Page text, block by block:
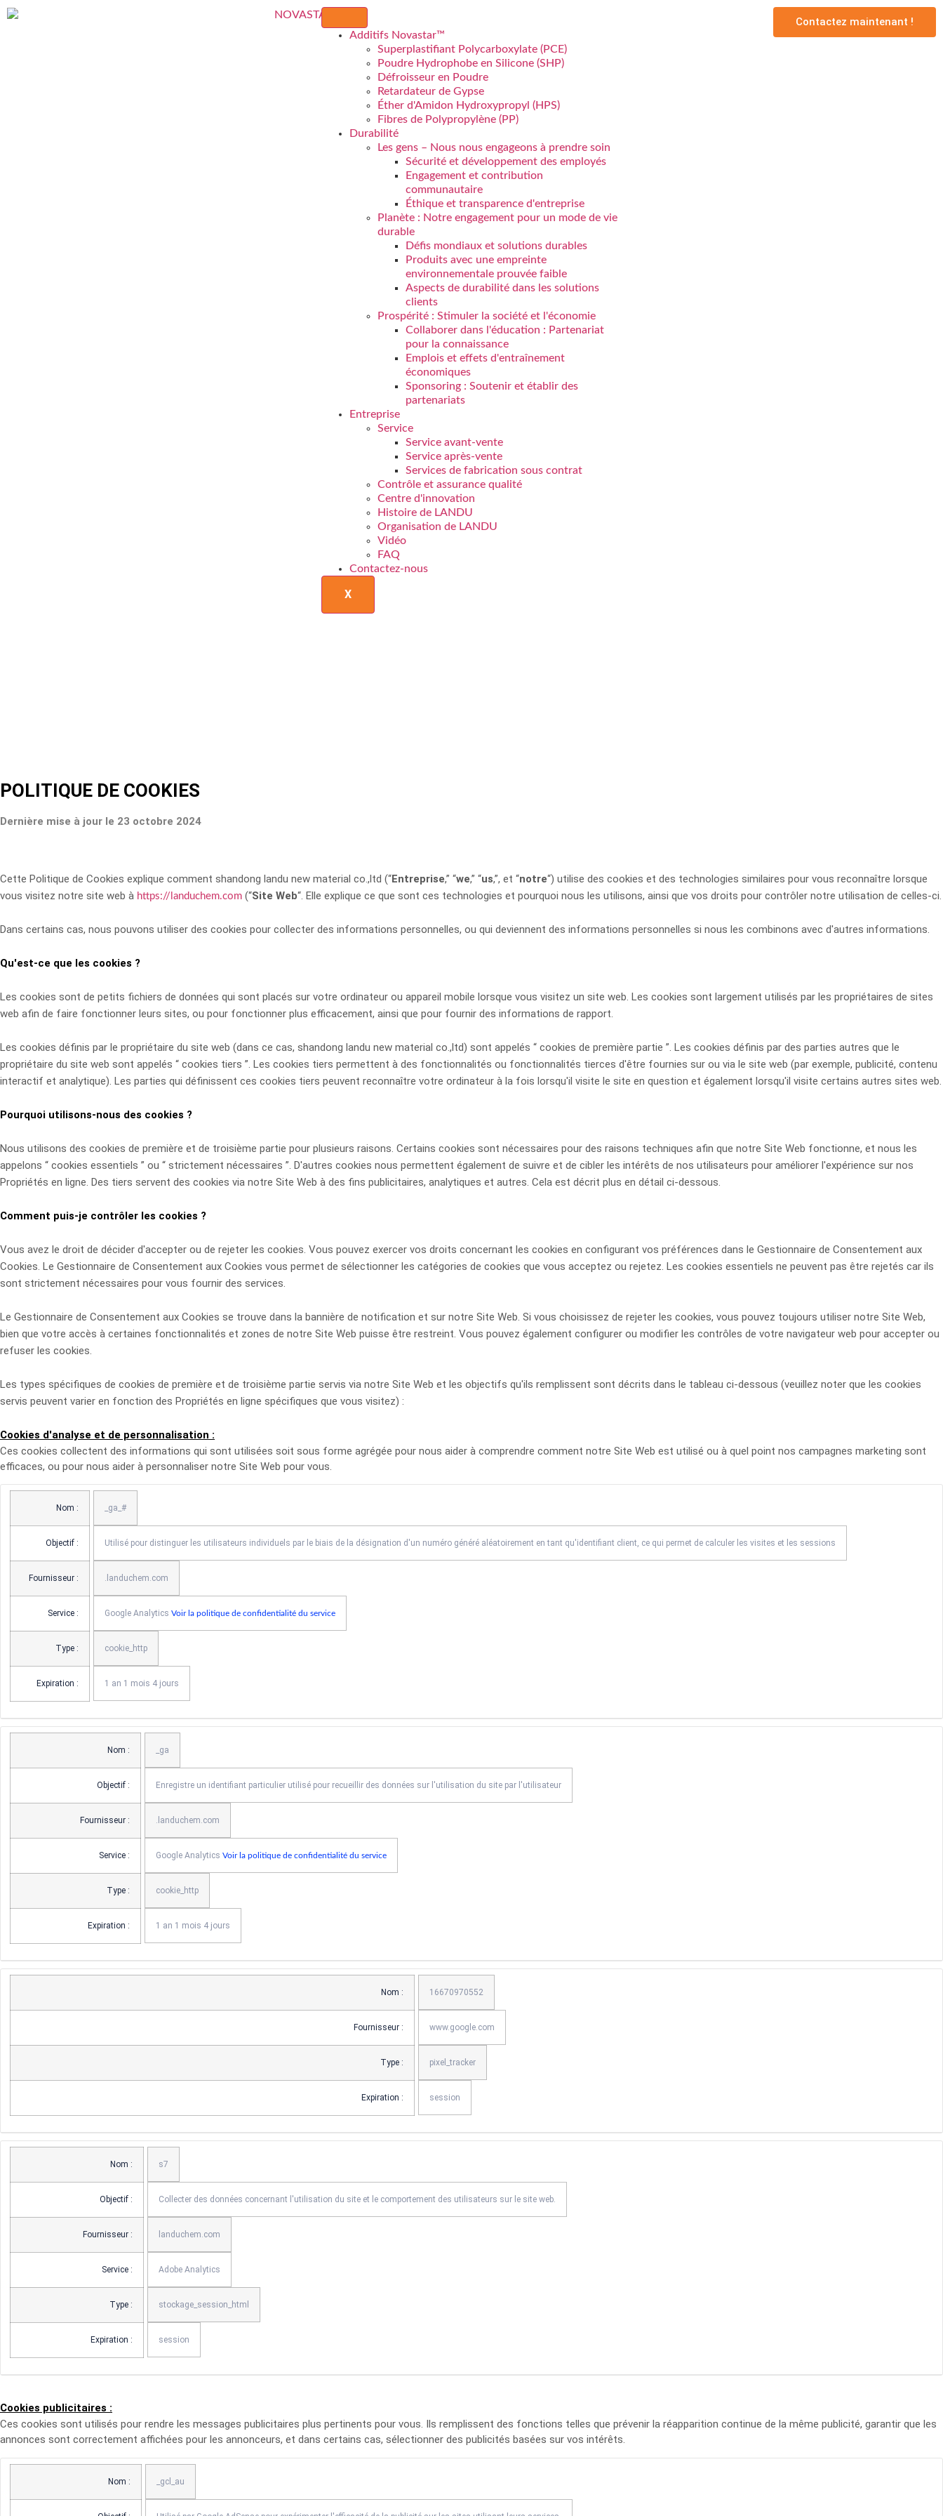
Additifs Novastar™
Superplastifiant Polycarboxylate (PCE)
Poudre Hydrophobe en Silicone (SHP)
Défroisseur en Poudre
Retardateur de Gypse
Éther d'Amidon Hydroxypropyl (HPS)
Fibres de Polypropylène (PP)
Durabilité
Les gens – Nous nous engageons à prendre soin
Sécurité et développement des employés
Engagement et contribution
communautaire
Éthique et transparence d'entreprise
Planète : Notre engagement pour un mode de vie
durable
Défis mondiaux et solutions durables
Produits avec une empreinte
environnementale prouvée faible
Aspects de durabilité dans les solutions
clients
Prospérité : Stimuler la société et l'économie
Collaborer dans l'éducation : Partenariat
pour la connaissance
Emplois et effets d'entraînement
économiques
Sponsoring : Soutenir et établir des
partenariats
Entreprise
Service
Service avant-vente
Service après-vente
Services de fabrication sous contrat
Contrôle et assurance qualité
Centre d'innovation
Histoire de LANDU
Organisation de LANDU
Vidéo
FAQ
Contactez-nous
X
Contactez maintenant !
POLITIQUE DE COOKIES
Dernière mise à jour le 23 octobre 2024
Cette Politique de Cookies explique comment shandong landu new material co.,ltd (“Entreprise,” “we,” “us,”, et “notre“) utilise des cookies et des technologies similaires pour vous reconnaître lorsque
vous visitez notre site web à https://landuchem.com (“Site Web“. Elle explique ce que sont ces technologies et pourquoi nous les utilisons, ainsi que vos droits pour contrôler notre utilisation de celles-ci.
Dans certains cas, nous pouvons utiliser des cookies pour collecter des informations personnelles, ou qui deviennent des informations personnelles si nous les combinons avec d'autres informations.
Qu'est-ce que les cookies ?
Les cookies sont de petits fichiers de données qui sont placés sur votre ordinateur ou appareil mobile lorsque vous visitez un site web. Les cookies sont largement utilisés par les propriétaires de sites
web afin de faire fonctionner leurs sites, ou pour fonctionner plus efficacement, ainsi que pour fournir des informations de rapport.
Les cookies définis par le propriétaire du site web (dans ce cas, shandong landu new material co.,ltd) sont appelés “ cookies de première partie ”. Les cookies définis par des parties autres que le
propriétaire du site web sont appelés “ cookies tiers ”. Les cookies tiers permettent à des fonctionnalités ou fonctionnalités tierces d'être fournies sur ou via le site web (par exemple, publicité, contenu
interactif et analytique). Les parties qui définissent ces cookies tiers peuvent reconnaître votre ordinateur à la fois lorsqu'il visite le site en question et également lorsqu'il visite certains autres sites web.
Pourquoi utilisons-nous des cookies ?
Nous utilisons des cookies de première et de troisième partie pour plusieurs raisons. Certains cookies sont nécessaires pour des raisons techniques afin que notre Site Web fonctionne, et nous les
appelons “ cookies essentiels ” ou “ strictement nécessaires ”. D'autres cookies nous permettent également de suivre et de cibler les intérêts de nos utilisateurs pour améliorer l'expérience sur nos
Propriétés en ligne. Des tiers servent des cookies via notre Site Web à des fins publicitaires, analytiques et autres. Cela est décrit plus en détail ci-dessous.
Comment puis-je contrôler les cookies ?
Vous avez le droit de décider d'accepter ou de rejeter les cookies. Vous pouvez exercer vos droits concernant les cookies en configurant vos préférences dans le Gestionnaire de Consentement aux
Cookies. Le Gestionnaire de Consentement aux Cookies vous permet de sélectionner les catégories de cookies que vous acceptez ou rejetez. Les cookies essentiels ne peuvent pas être rejetés car ils
sont strictement nécessaires pour vous fournir des services.
Le Gestionnaire de Consentement aux Cookies se trouve dans la bannière de notification et sur notre Site Web. Si vous choisissez de rejeter les cookies, vous pouvez toujours utiliser notre Site Web,
bien que votre accès à certaines fonctionnalités et zones de notre Site Web puisse être restreint. Vous pouvez également configurer ou modifier les contrôles de votre navigateur web pour accepter ou
refuser les cookies.
Les types spécifiques de cookies de première et de troisième partie servis via notre Site Web et les objectifs qu'ils remplissent sont décrits dans le tableau ci-dessous (veuillez noter que les cookies
servis peuvent varier en fonction des Propriétés en ligne spécifiques que vous visitez) :
Cookies d'analyse et de personnalisation :
Ces cookies collectent des informations qui sont utilisées soit sous forme agrégée pour nous aider à comprendre comment notre Site Web est utilisé ou à quel point nos campagnes marketing sont
efficaces, ou pour nous aider à personnaliser notre Site Web pour vous.
Nom : _ga_#
Objectif : Utilisé pour distinguer les utilisateurs individuels par le biais de la désignation d'un numéro généré aléatoirement en tant qu'identifiant client, ce qui permet de calculer les visites et les sessions
Fournisseur : .landuchem.com
Service : Google Analytics Voir la politique de confidentialité du service
Type : cookie_http
Expiration : 1 an 1 mois 4 jours
Nom : _ga
Objectif : Enregistre un identifiant particulier utilisé pour recueillir des données sur l'utilisation du site par l'utilisateur
Fournisseur : .landuchem.com
Service : Google Analytics Voir la politique de confidentialité du service
Type : cookie_http
Expiration : 1 an 1 mois 4 jours
Nom : 16670970552
Fournisseur : www.google.com
Type : pixel_tracker
Expiration : session
Nom : s7
Objectif : Collecter des données concernant l'utilisation du site et le comportement des utilisateurs sur le site web.
Fournisseur : landuchem.com
Service : Adobe Analytics
Type : stockage_session_html
Expiration : session
Cookies publicitaires :
Ces cookies sont utilisés pour rendre les messages publicitaires plus pertinents pour vous. Ils remplissent des fonctions telles que prévenir la réapparition continue de la même publicité, garantir que les
annonces sont correctement affichées pour les annonceurs, et dans certains cas, sélectionner des publicités basées sur vos intérêts.
Nom : _gcl_au